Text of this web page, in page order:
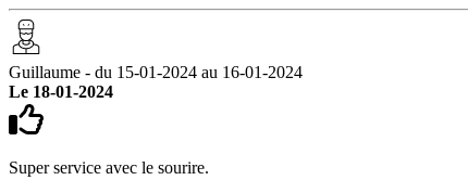
Guillaume - du 15-01-2024 au 16-01-2024
Le 18-01-2024
Super service avec le sourire.